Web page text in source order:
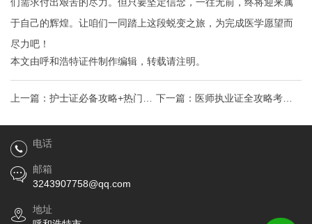
于自己的辉煌。让咱们一同踏上这段蜕变之旅，为完成医学愿望而
尽力吧！
本文由呼和浩特证件制作编辑，转载请注明。
上一篇： 护士证必备攻略+热门问
题全，让你通关护理职业生涯
下一篇： 医师执业证全攻略考取
之路，应对热门搜索，解锁医者
电话
邮箱
3243907758@qq.com
地址